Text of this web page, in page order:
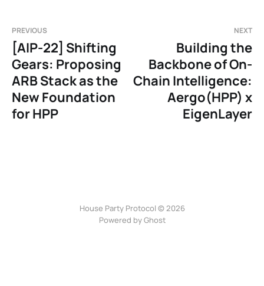
PREVIOUS
[AIP-22] Shifting
Gears: Proposing
ARB Stack as the
New Foundation
for HPP
NEXT
Building the
Backbone of On-
Chain Intelligence:
Aergo(HPP) x
EigenLayer
House Party Protocol © 2026
Powered byGhost